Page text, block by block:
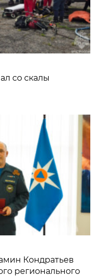
со скалы
Кондратьев
регионального